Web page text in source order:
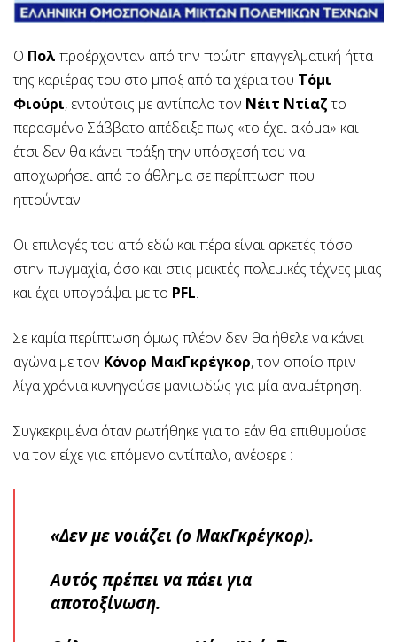
Ο Πολ προέρχονταν από την πρώτη επαγγελματική ήττα
της καριέρας του στο μποξ από τα χέρια του Τόμι
Φιούρι, εντούτοις με αντίπαλο τον Νέιτ Ντίαζτο
περασμένο Σάββατο απέδειξε πως «το έχει ακόμα» και
έτσι δεν θα κάνει πράξη την υπόσχεσή του να
αποχωρήσει από το άθλημα σε περίπτωση που
ηττούνταν.
Οι επιλογές του από εδώ και πέρα είναι αρκετές τόσο
στην πυγμαχία, όσο και στις μεικτές πολεμικές τέχνες μιας
και έχει υπογράψει με το PFL.
Σε καμία περίπτωση όμως πλέον δεν θα ήθελε να κάνει
αγώνα με τον Κόνορ ΜακΓκρέγκορ, τον οποίο πριν
λίγα χρόνια κυνηγούσε μανιωδώς για μία αναμέτρηση.
Συγκεκριμένα όταν ρωτήθηκε για το εάν θα επιθυμούσε
να τον είχε για επόμενο αντίπαλο, ανέφερε :
«Δεν με νοιάζει (ο ΜακΓκρέγκορ).
Αυτός πρέπει να πάει για
αποτοξίνωση.